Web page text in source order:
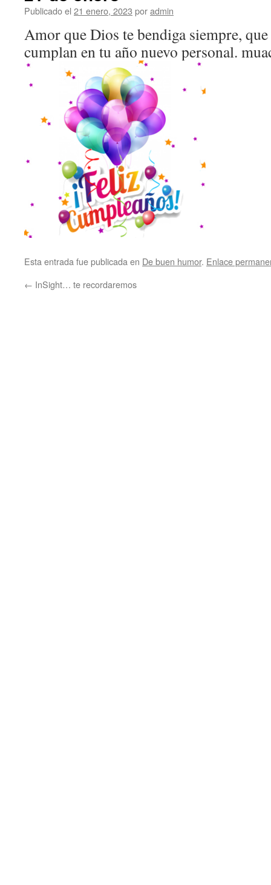
Publicado el 21 enero, 2023 poradmin
Amor que Dios te bendiga siempre, que
cumplan en tu año nuevo personal.
Esta entrada fue publicada en De buen humor. Enlace
← InSight… te recordaremos